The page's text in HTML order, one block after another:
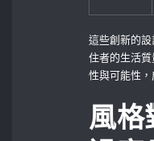
這些創新的
住者的生活
性與可能性
風格